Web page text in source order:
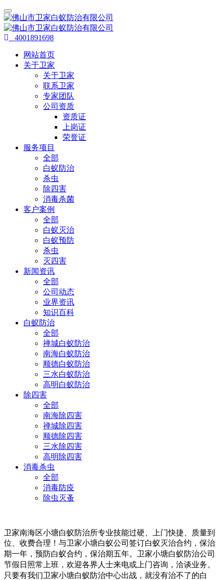
4001891698
网站首页
关于卫家
关于卫家
联系卫家
专家团队
公司资质
资质证
上岗证
荣誉证
服务项目
全部
白蚁防治
杀虫
除四害
消毒杀菌
客户案例
全部
白蚁灭治
白蚁预防
杀虫
灭四害
新闻资讯
全部
公司动态
业界资讯
知识百科
白蚁防治
全部
禅城白蚁防治
南海白蚁防治
顺德白蚁防治
三水白蚁防治
高明白蚁防治
除四害
全部
南海除四害
禅城除四害
顺德除四害
三水除四害
高明除四害
消毒杀虫
全部
消毒防疫
除虫灭蚤
卫家南海区小塘白蚁防治所专业技能过硬、上门快捷、质量到
位、收费合理！与卫家小塘白蚁公司签订白蚁灭治合约，保治
期一年，预防白蚁合约，保治期五年。卫家小塘白蚁防治公司
节假日照常上班，欢迎各界人士来电或上门咨询，洽谈业务。
只要有我们卫家小塘白蚁防治中心出战，就没有治不了的白